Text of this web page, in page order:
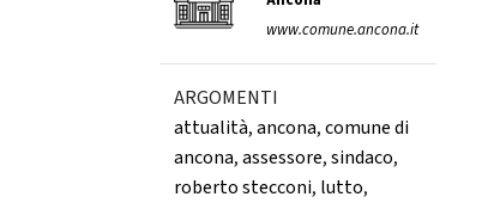
www.comune.ancona.it
ARGOMENTI
attualità,ancona,comune di
ancona,assessore,sindaco,
roberto stecconi, lutto,